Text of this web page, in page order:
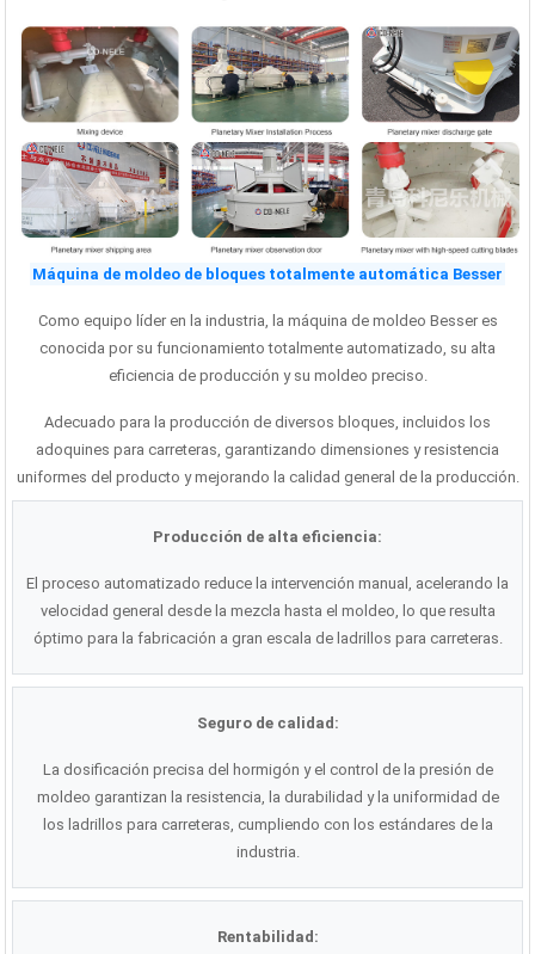
Máquina de moldeo de bloques totalmente automática Besser
Como equipo líder en la industria, la máquina de moldeo Besser es
conocida por su funcionamiento totalmente automatizado, su alta
eficiencia de producción y su moldeo preciso.
Adecuado para la producción de diversos bloques, incluidos los
adoquines para carreteras, garantizando dimensiones y resistencia
uniformes del producto y mejorando la calidad general de la producción.
Producción de alta eficiencia:
El proceso automatizado reduce la intervención manual, acelerando la
velocidad general desde la mezcla hasta el moldeo, lo que resulta
óptimo para la fabricación a gran escala de ladrillos para carreteras.
Seguro de calidad:
La dosificación precisa del hormigón y el control de la presión de
moldeo garantizan la resistencia, la durabilidad y la uniformidad de
los ladrillos para carreteras, cumpliendo con los estándares de la
industria.
Rentabilidad: